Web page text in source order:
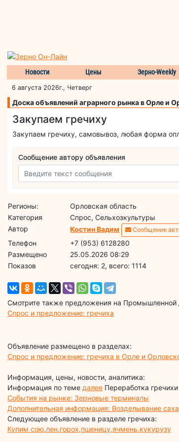
Новости Цены Зерно-Weekly
6 августа 2026г., Четверг
Доска объявлений аграрного рынка в Орле и
Закупаем гречиху
Закупаем гречиху, самовывоз, любая форма
Сообщение автору объявления
Регионы:
Орловская область
Категория
Спрос, Сельхозкультуры
Автор
Костин Вадим Сообщение
Телефон
+7 (953) 6128280
Размещено
25.05.2026 08:29
Показов
cегодня: 2, всего: 1114
Смотрите также предложения на Промышленной
Спрос и предложение: гречиха
Объявление размещено в разделах:
Спрос и предложение: гречиха в Орле и
Информация, цены, новости, аналитика:
Информация по теме далее Переработка
События на рынке: Зерновые терминалы
Дополнительная информация: Возделывание
Следующее объявление в разделе гречиха:
Купим сою,лен,горох,пшеницу,ячмень,кукурузу